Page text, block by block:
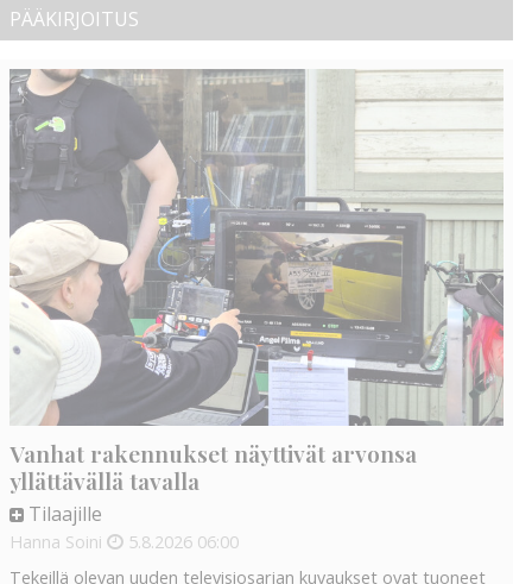
PÄÄKIRJOITUS
Vanhat rakennukset näyttivät arvonsa
yllättävällä tavalla
Tilaajille
Hanna Soini 5.8.2026 06:00
Tekeillä olevan uuden televisiosarjan kuvaukset ovat tuoneet